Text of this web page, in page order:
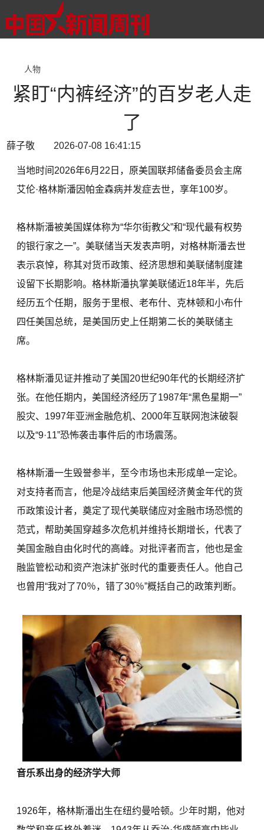
人物
紧盯“内裤经济”的百岁老人走
了
薛子敬 2026-07-08 16:41:15
当地时间2026年6月22日，原美国联邦储备委员会主席
艾伦·格林斯潘因帕金森病并发症去世，享年100岁。
格林斯潘被美国媒体称为“华尔街教父”和“现代最有权势
的银行家之一”。美联储当天发表声明，对格林斯潘去世
表示哀悼，称其对货币政策、经济思想和美联储制度建
设留下长期影响。格林斯潘执掌美联储近18年半，先后
经历五个任期，服务于里根、老布什、克林顿和小布什
四任美国总统，是美国历史上任期第二长的美联储主
席。
格林斯潘见证并推动了美国20世纪90年代的长期经济扩
张。在他任期内，美国经济经历了1987年“黑色星期一”
股灾、1997年亚洲金融危机、2000年互联网泡沫破裂
以及“9·11”恐怖袭击事件后的市场震荡。
格林斯潘一生毁誉参半，至今市场也未形成单一定论。
对支持者而言，他是冷战结束后美国经济黄金年代的货
币政策设计者，奠定了现代美联储应对金融市场恐慌的
范式，帮助美国穿越多次危机并维持长期增长，代表了
美国金融自由化时代的高峰。对批评者而言，他也是金
融监管松动和资产泡沫扩张时代的重要责任人。他自己
也曾用“我对了70％，错了30％”概括自己的政策判断。
音乐系出身的经济学大师
1926年，格林斯潘出生在纽约曼哈顿。少年时期，他对